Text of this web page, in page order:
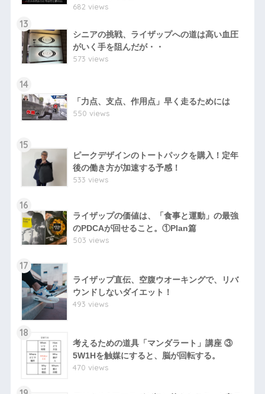
682 views
13
シニアの挑戦、ライザップへの道は高い血圧
がいく手を阻んだが・・
573 views
14
「力点、支点、作用点」早く走るためには
550 views
15
ピークデザインのトートパックを購入！定年
後の働き方が加速する予感！
533 views
16
ライザップの価値は、「食事と運動」の最強
のPDCAが回せること。①Plan篇
503 views
17
ライザップ直伝、空腹ウオーキングで、リバ
ウンドしないダイエット！
493 views
18
考えるための道具「マンダラート」講座 ③
5W1Hを触媒にすると、脳が回転する。
470 views